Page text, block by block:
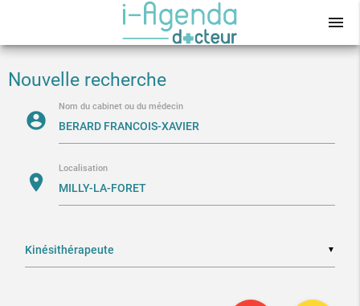
menu
Nouvelle recherche
account_circle
Nom du cabinet ou du médecin
location_on
Localisation
▼